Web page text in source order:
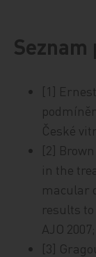
[1]
České
[2]
in the
macular
results
AJO
[3]